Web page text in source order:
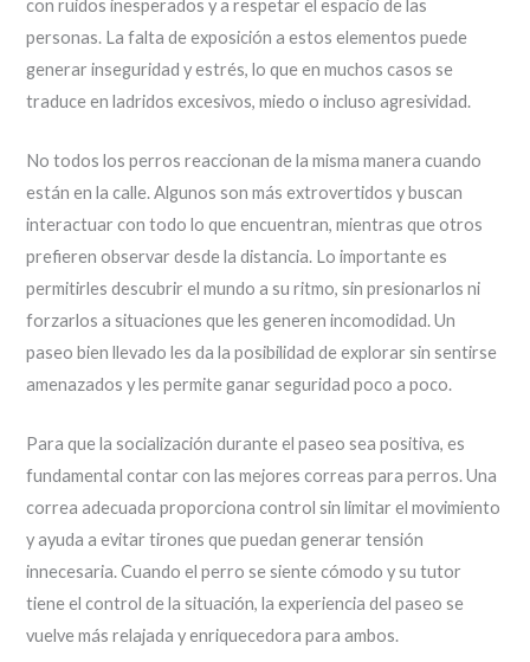
con ruidos inesperados y a respetar el espacio de las
personas. La falta de exposición a estos elementos puede
generar inseguridad y estrés, lo que en muchos casos se
traduce en ladridos excesivos, miedo o incluso agresividad.
No todos los perros reaccionan de la misma manera cuando
están en la calle. Algunos son más extrovertidos y buscan
interactuar con todo lo que encuentran, mientras que otros
prefieren observar desde la distancia. Lo importante es
permitirles descubrir el mundo a su ritmo, sin presionarlos ni
forzarlos a situaciones que les generen incomodidad. Un
paseo bien llevado les da la posibilidad de explorar sin sentirse
amenazados y les permite ganar seguridad poco a poco.
Para que la socialización durante el paseo sea positiva, es
fundamental contar con las mejores correas para perros. Una
correa adecuada proporciona control sin limitar el movimiento
y ayuda a evitar tirones que puedan generar tensión
innecesaria. Cuando el perro se siente cómodo y su tutor
tiene el control de la situación, la experiencia del paseo se
vuelve más relajada y enriquecedora para ambos.